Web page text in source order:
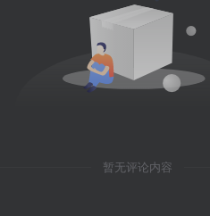
暂无评论内容